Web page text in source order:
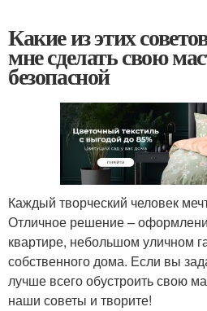
Какие из этих
мне сделать свою
безопасной
Каждый творческий человек
Отличное решение –
квартире, небольшом уличном
собственного дома. Если вы
лучше всего обустроить свою
наши советы и творите!